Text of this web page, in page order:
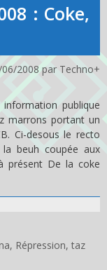
: Coke,
2008 par Techno+
publique
marrons portant un
Ci-desous le recto
beuh coupée aux
présent De la coke
, Répression,taz